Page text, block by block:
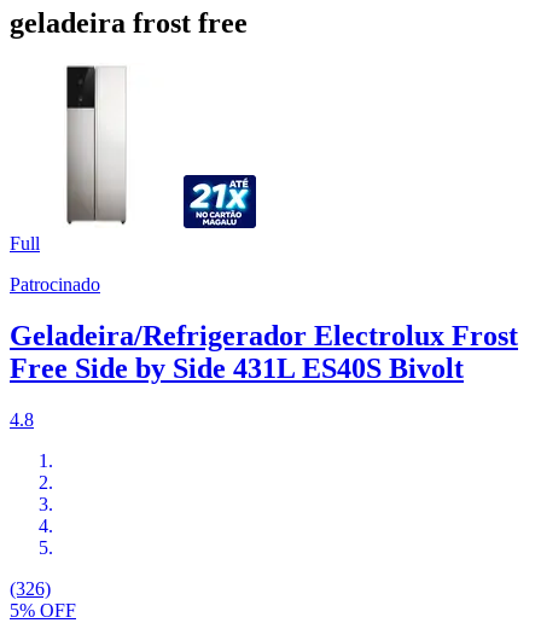
geladeira frost free
Full
Patrocinado
Geladeira/Refrigerador Electrolux Frost
Free Side by Side 431L ES40S Bivolt
4.8
(326)
5% OFF